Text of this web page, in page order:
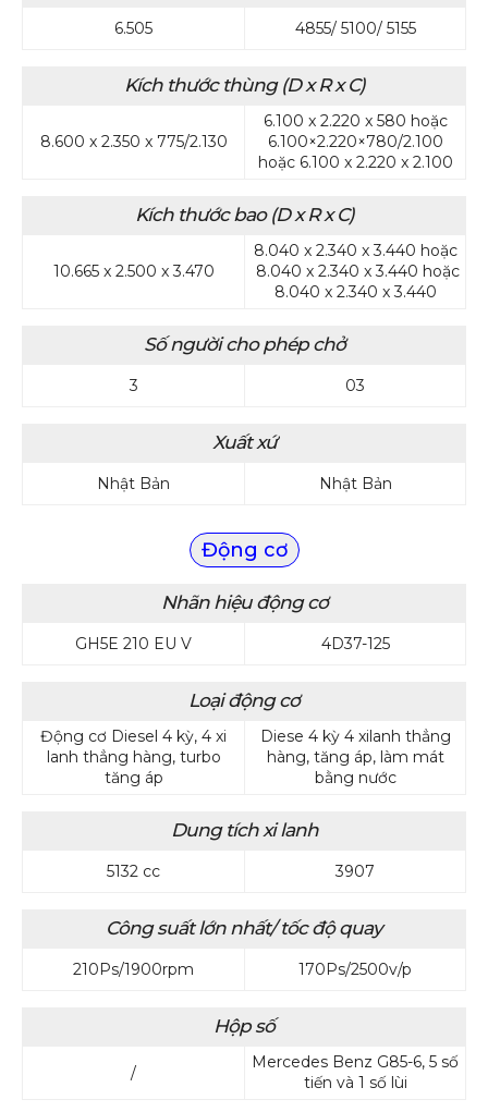
6.505 4855/ 5100/ 5155
Kích thước thùng (D x R x C)
8.600 x 2.350 x 775/2.130
6.100 x 2.220 x 580 hoặc
6.100×2.220×780/2.100
hoặc 6.100 x 2.220 x 2.100
Kích thước bao (D x R x C)
10.665 x 2.500 x 3.470
8.040 x 2.340 x 3.440 hoặc
8.040 x 2.340 x 3.440 hoặc
8.040 x 2.340 x 3.440
Số người cho phép chở
3 03
Xuất xứ
Nhật Bản Nhật Bản
Động cơ
Nhãn hiệu động cơ
GH5E 210 EU V 4D37-125
Loại động cơ
Động cơ Diesel 4 kỳ, 4 xi
lanh thẳng hàng, turbo
tăng áp
Diese 4 kỳ 4 xilanh thẳng
hàng, tăng áp, làm mát
bằng nước
Dung tích xi lanh
5132 cc 3907
Công suất lớn nhất/ tốc độ quay
210Ps/1900rpm 170Ps/2500v/p
Hộp số
/
Mercedes Benz G85-6, 5 số
tiến và 1 số lùi